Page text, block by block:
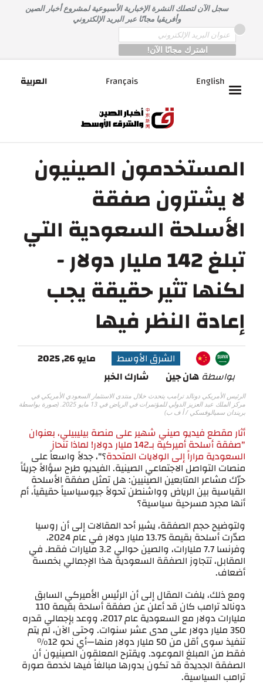
المحتوى
سجل الآن لتصلك النشرة الإخبارية الأسبوعية لمشروع أخبار الصين
وأفريقيا مجانًا عبر البريد الإلكتروني
Email
*
English
Français العربية
المستخدمون الصينيون
لا يشترون صفقة
الأسلحة السعودية التي
تبلغ 142 مليار دولار -
لكنها تثير حقيقة يجب
إعادة النظر فيها
الشرق الأوسط
مايو 26, 2025
بواسطة هان جين شارك الخبر
الرئيس الأمريكي دونالد ترامب يتحدث خلال منتدى الاستثمار السعودي الأمريكي في
مركز الملك عبد العزيز الدولي للمؤتمرات في الرياض في 13 مايو 2025. (صورة بواسطة
بريندان سميالوفسكي / أ ف ب)
أثار مقطع فيديو صيني شهير على منصة بيليبيلي، بعنوان
"صفقة أسلحة أميركية بـ142 مليار دولار! لماذا تنحاز
السعودية مراراً إلى الولايات المتحدة؟"، جدلاً واسعاً على
منصات التواصل الاجتماعي الصينية. الفيديو طرح سؤالاً جريئاً
حرّك مشاعر المتابعين الصينيين: هل تمثل صفقة الأسلحة
القياسية بين الرياض وواشنطن تحولاً جيوسياسياً حقيقياً، أم
أنها مجرد مسرحية سياسية؟
ولتوضيح حجم الصفقة، يشير أحد المقالات إلى أن روسيا
صدّرت أسلحة بقيمة 13.75 مليار دولار في عام 2024،
وفرنسا 7.7 مليارات، والصين حوالي 3.2 مليارات فقط. في
المقابل، تتجاوز الصفقة السعودية هذا الإجمالي بخمسة
أضعاف.
ومع ذلك، يلفت المقال إلى أن الرئيس الأميركي السابق
دونالد ترامب كان قد أعلن عن صفقة أسلحة بقيمة 110
مليارات دولار مع السعودية عام 2017، ووعد بإجمالي قدره
350 مليار دولار على مدى عشر سنوات. وحتى الآن، لم يتم
تنفيذ سوى أقل من 50 مليار دولار منها—أي نحو 12%
فقط من المبلغ الموعود. ويقترح المعلقون الصينيون أن
الصفقة الجديدة قد تكون بدورها مبالغاً فيها لخدمة صورة
ترامب السياسية.